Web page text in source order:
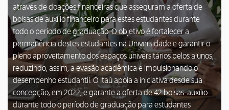
através de doações financeiras que asseguram a oferta de
bolsas de auxílio financeiro para estes estudantes durante
todo o período de graduação. O objetivo é fortalecer a
permanência destes estudantes na Universidade e garantir o
pleno aproveitamento dos espaços universitários pelos alunos,
reduzindo, assim, a evasão acadêmica e impulsionando o
desempenho estudantil. O Itaú apoia a iniciativa desde sua
concepção, em 2022, e garante a oferta de 42 bolsas-auxílio
durante todo o período de graduação para estudantes